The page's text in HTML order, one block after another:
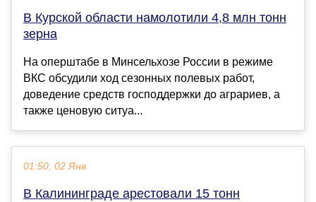
В Курской области намолотили 4,8 млн тонн
зерна
На оперштабе в Минсельхозе России в режиме
ВКС обсудили ход сезонных полевых работ,
доведение средств господдержки до аграриев, а
также ценовую ситуа...
01:50, 02 Янв
В Калининграде арестовали 15 тонн